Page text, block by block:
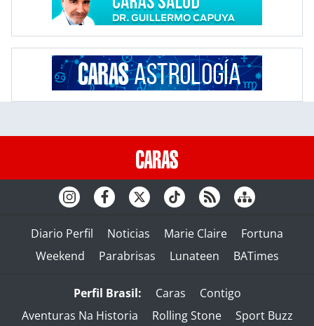
Diario Perfil Noticias Marie Claire
Fortuna
Weekend
Parabrisas Lunateen BATimes
Perfil Brasil: Caras
Contigo
Aventuras Na Historia
Rolling Stone Sport Buzz